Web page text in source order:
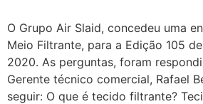
O Grupo Air Slaid, concedeu uma
Meio Filtrante, para a Edição 105
2020. As perguntas, foram
Gerente técnico comercial, Rafael
seguir: O que é tecido filtrante?